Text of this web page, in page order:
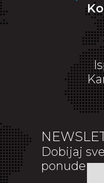
Dobijaj
ponude